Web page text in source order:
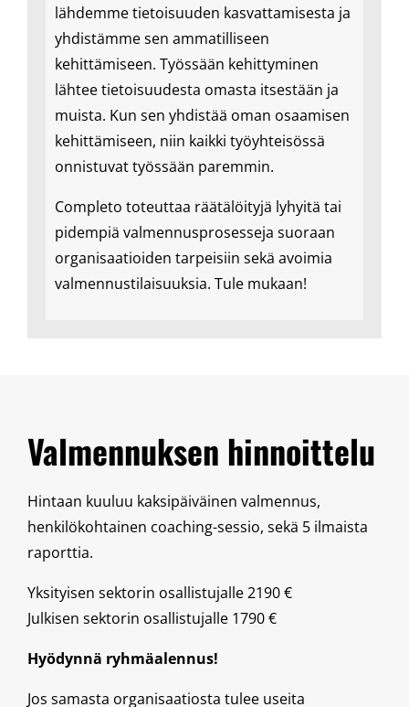
lähdemme tietoisuuden kasvattamisesta ja
yhdistämme sen ammatilliseen
kehittämiseen. Työssään kehittyminen
lähtee tietoisuudesta omasta itsestään ja
muista. Kun sen yhdistää oman osaamisen
kehittämiseen, niin kaikki työyhteisössä
onnistuvat työssään paremmin.
Completo toteuttaa räätälöityjä lyhyitä tai
pidempiä valmennusprosesseja suoraan
organisaatioiden tarpeisiin sekä avoimia
valmennustilaisuuksia. Tule mukaan!
Valmennuksen hinnoittelu
Hintaan kuuluu kaksipäiväinen valmennus,
henkilökohtainen coaching-sessio, sekä 5 ilmaista
raporttia.
Yksityisen sektorin osallistujalle 2190 €
Julkisen sektorin osallistujalle 1790 €
Hyödynnä ryhmäalennus!
Jos samasta organisaatiosta tulee useita